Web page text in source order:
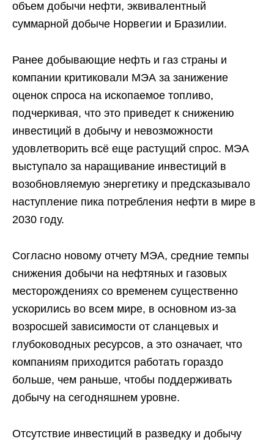
объем добычи нефти, эквивалентный
суммарной добыче Норвегии и Бразилии.
Ранее добывающие нефть и газ страны и
компании критиковали МЭА за занижение
оценок спроса на ископаемое топливо,
подчеркивая, что это приведет к снижению
инвестиций в добычу и невозможности
удовлетворить всё еще растущий спрос. МЭА
выступало за наращивание инвестиций в
возобновляемую энергетику и предсказывало
наступление пика потребления нефти в мире в
2030 году.
Согласно новому отчету МЭА, средние темпы
снижения добычи на нефтяных и газовых
месторождениях со временем существенно
ускорились во всем мире, в основном из-за
возросшей зависимости от сланцевых и
глубоководных ресурсов, а это означает, что
компаниям приходится работать гораздо
больше, чем раньше, чтобы поддерживать
добычу на сегодняшнем уровне.
Отсутствие инвестиций в разведку и добычу